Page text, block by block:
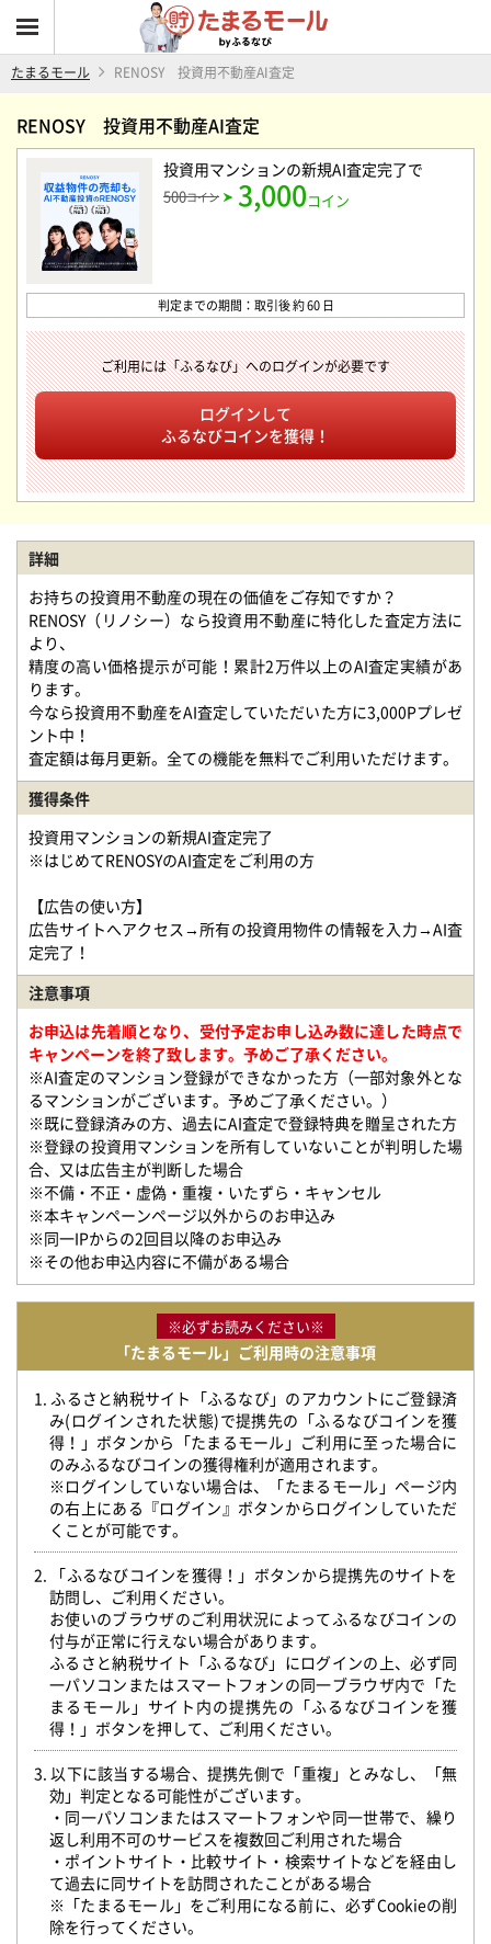
たまるモール RENOSY 投資用不動産AI査定
RENOSY 投資用不動産AI査定
投資用マンションの新規AI査定完了で
500コイン 3,000コイン
判定までの期間：取引後 約 60 日
ご利用には「ふるなび」へのログインが必要です
ログインして
ふるなびコインを獲得！
詳細
お持ちの投資用不動産の現在の価値をご存知ですか？
RENOSY（リノシー）なら投資用不動産に特化した査定方法に
より、
精度の高い価格提示が可能！累計2万件以上のAI査定実績があ
ります。
今なら投資用不動産をAI査定していただいた方に3,000Pプレゼ
ント中！
査定額は毎月更新。全ての機能を無料でご利用いただけます。
獲得条件
投資用マンションの新規AI査定完了
※はじめてRENOSYのAI査定をご利用の方
【広告の使い方】
広告サイトへアクセス→所有の投資用物件の情報を入力→AI査
定完了！
注意事項
お申込は先着順となり、受付予定お申し込み数に達した時点で
キャンペーンを終了致します。予めご了承ください。
※AI査定のマンション登録ができなかった方（一部対象外とな
るマンションがございます。予めご了承ください。）
※既に登録済みの方、過去にAI査定で登録特典を贈呈された方
※登録の投資用マンションを所有していないことが判明した場
合、又は広告主が判断した場合
※不備・不正・虚偽・重複・いたずら・キャンセル
※本キャンペーンページ以外からのお申込み
※同一IPからの2回目以降のお申込み
※その他お申込内容に不備がある場合
※必ずお読みください※
「たまるモール」ご利用時の注意事項
1. ふるさと納税サイト「ふるなび」のアカウントにご登録済
み(ログインされた状態)で提携先の「ふるなびコインを獲
得！」ボタンから「たまるモール」ご利用に至った場合に
のみふるなびコインの獲得権利が適用されます。
※ログインしていない場合は、「たまるモール」ページ内
の右上にある『ログイン』ボタンからログインしていただ
くことが可能です。
2. 「ふるなびコインを獲得！」ボタンから提携先のサイトを
訪問し、ご利用ください。
お使いのブラウザのご利用状況によってふるなびコインの
付与が正常に行えない場合があります。
ふるさと納税サイト「ふるなび」にログインの上、必ず同
一パソコンまたはスマートフォンの同一ブラウザ内で「た
まるモール」サイト内の提携先の「ふるなびコインを獲
得！」ボタンを押して、ご利用ください。
3. 以下に該当する場合、提携先側で「重複」とみなし、「無
効」判定となる可能性がございます。
・同一パソコンまたはスマートフォンや同一世帯で、繰り
返し利用不可のサービスを複数回ご利用された場合
・ポイントサイト・比較サイト・検索サイトなどを経由し
て過去に同サイトを訪問されたことがある場合
※「たまるモール」をご利用になる前に、必ずCookieの削
除を行ってください。